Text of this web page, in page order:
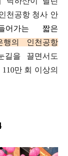
천공항 청사 안
가는 짧은
행의 인천공항
길을 끌면서도
만 회 이상의